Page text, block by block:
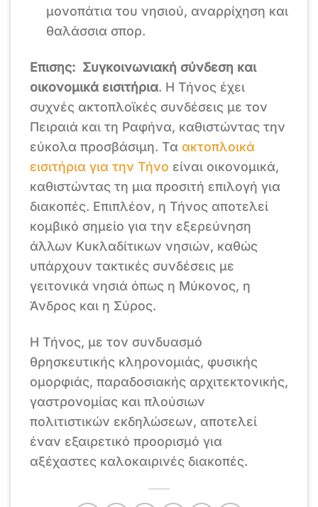
μονοπάτια του νησιού, αναρρίχηση και
θαλάσσια σπορ.
Επισης: Συγκοινωνιακή σύνδεση και
οικονομικά εισιτήρια. Η Τήνος έχει
συχνές ακτοπλοϊκές συνδέσεις με τον
Πειραιά και τη Ραφήνα, καθιστώντας την
εύκολα προσβάσιμη. Τα ακτοπλοικά
εισιτήρια για την Τήνο είναι οικονομικά,
καθιστώντας τη μια προσιτή επιλογή για
διακοπές. Επιπλέον, η Τήνος αποτελεί
κομβικό σημείο για την εξερεύνηση
άλλων Κυκλαδίτικων νησιών, καθώς
υπάρχουν τακτικές συνδέσεις με
γειτονικά νησιά όπως η Μύκονος, η
Άνδρος και η Σύρος.
Η Τήνος, με τον συνδυασμό
θρησκευτικής κληρονομιάς, φυσικής
ομορφιάς, παραδοσιακής αρχιτεκτονικής,
γαστρονομίας και πλούσιων
πολιτιστικών εκδηλώσεων, αποτελεί
έναν εξαιρετικό προορισμό για
αξέχαστες καλοκαιρινές διακοπές.